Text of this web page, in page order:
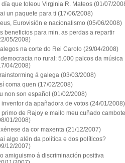
día que toleou Virginia R. Mateos (01/07/
un paquete para ti (17/06/2008)
Eurovisión e nacionalismo (05/06/2008)
beneficios para min, as perdas a repartir
05/2008)
na corte do Rei Carolo (29/04/2008)
democracia no rural: 5.000 palcos da música
04/2008)
á galega (03/03/2008)
coma quen (17/02/2008)
non son español (01/02/2008)
inventor da apañadora de votos (24/01/2008)
primo de Rajoy e mailo meu cuñado cambote
01/2008)
xénese da cor maxenta (21/12/2007)
algo alén da política e dos políticos?
12/2007)
amiguismo á discriminación positiva